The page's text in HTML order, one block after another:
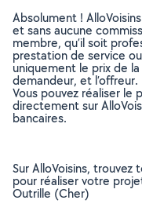
Absolument !
et sans aucune
membre, qu’il soit
prestation de service
uniquement le prix de
demandeur, et l’offreur.
Vous pouvez réaliser le
directement sur
bancaires.
Sur AlloVoisins,
pour réaliser votre
Outrille (Cher)